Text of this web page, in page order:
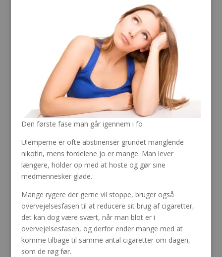
Den første fase man går igennem i fo
Ulemperne er ofte abstinenser grundet manglende
nikotin, mens fordelene jo er mange. Man lever
længere, holder op med at hoste og gør sine
medmennesker glade.
Mange rygere der gerne vil stoppe, bruger også
overvejelsesfasen til at reducere sit brug af cigaretter,
det kan dog være svært, når man blot er i
overvejelsesfasen, og derfor ender mange med at
komme tilbage til samme antal cigaretter om dagen,
som de røg før.